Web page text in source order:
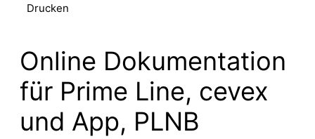
Drucken
Online Dokumentation
für Prime Line, cevex
und App, PLNB